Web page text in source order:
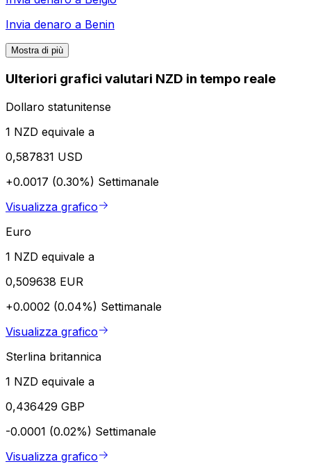
Invia denaro a Benin
Mostra di più
Ulteriori grafici valutari NZD in tempo reale
Dollaro statunitense
1 NZD equivale a
0,587831 USD
+0.0017 (0.30%) Settimanale
Visualizza grafico
Euro
1 NZD equivale a
0,509638 EUR
+0.0002 (0.04%) Settimanale
Visualizza grafico
Sterlina britannica
1 NZD equivale a
0,436429 GBP
-0.0001 (0.02%) Settimanale
Visualizza grafico